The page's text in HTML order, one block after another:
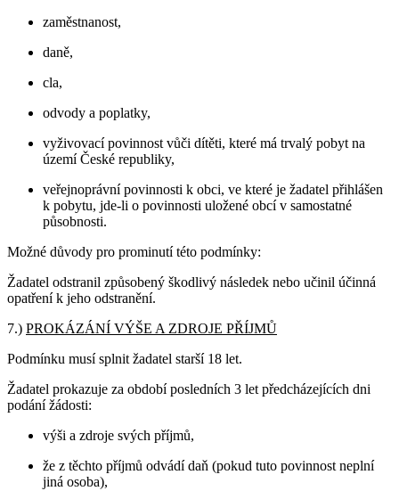
zaměstnanost,
daně,
cla,
odvody a poplatky,
vyživovací povinnost vůči dítěti, které má trvalý pobyt na
území České republiky,
veřejnoprávní povinnosti k obci, ve které je žadatel přihlášen
k pobytu, jde-li o povinnosti uložené obcí v samostatné
působnosti.
Možné důvody pro prominutí této podmínky:
Žadatel odstranil způsobený škodlivý následek nebo učinil účinná
opatření k jeho odstranění.
7.) PROKÁZÁNÍ VÝŠE A ZDROJE PŘÍJMŮ
Podmínku musí splnit žadatel starší 18 let.
Žadatel prokazuje za období posledních 3 let předcházejících dni
podání žádosti:
výši a zdroje svých příjmů,
že z těchto příjmů odvádí daň (pokud tuto povinnost neplní
jiná osoba),